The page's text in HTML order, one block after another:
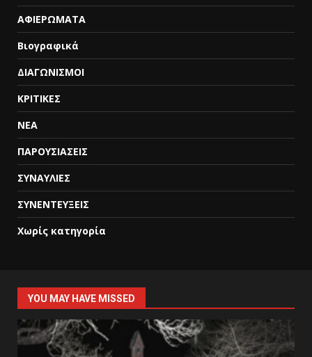
ΑΦΙΕΡΩΜΑΤΑ
Βιογραφικά
ΔΙΑΓΩΝΙΣΜΟΙ
ΚΡΙΤΙΚΕΣ
ΝΕΑ
ΠΑΡΟΥΣΙΑΣΕΙΣ
ΣΥΝΑΥΛΙΕΣ
ΣΥΝΕΝΤΕΥΞΕΙΣ
Χωρίς κατηγορία
YOU MAY HAVE MISSED